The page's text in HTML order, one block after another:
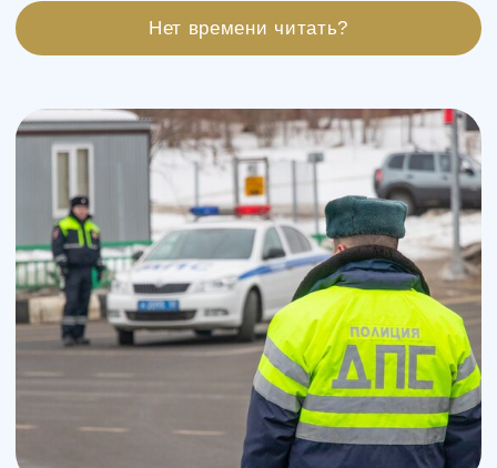
Оглавление
Если забыл водительское
Обратите внимание!